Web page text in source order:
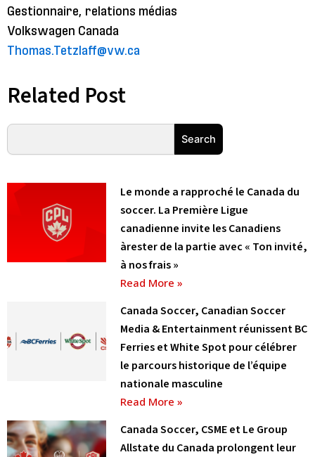
Gestionnaire, relations médias
Volkswagen Canada
Thomas.Tetzlaff@vw.ca
Related Post
Rechercher
Search
Le monde a rapproché le Canada du
soccer. La Première Ligue
canadienne invite les Canadiens
àrester de la partie avec « Ton invité,
à nos frais »
Read More »
Canada Soccer, Canadian Soccer
Media & Entertainment réunissent BC
Ferries et White Spot pour célébrer
le parcours historique de l’équipe
nationale masculine
Read More »
Canada Soccer, CSME et Le Group
Allstate du Canada prolongent leur